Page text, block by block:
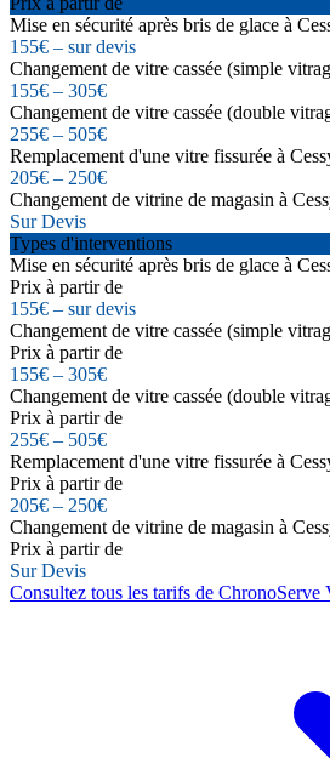
Mise en sécurité après bris de glace à
155€ – sur devis
Changement de vitre cassée (simple
155€ – 305€
Changement de vitre cassée (double
255€ – 505€
Remplacement d'une vitre fissurée à
205€ – 250€
Changement de vitrine de magasin à
Sur Devis
Types d'interventions
Mise en sécurité après bris de glace à
Prix à partir de
155€ – sur devis
Changement de vitre cassée (simple
Prix à partir de
155€ – 305€
Changement de vitre cassée (double
Prix à partir de
255€ – 505€
Remplacement d'une vitre fissurée à
Prix à partir de
205€ – 250€
Changement de vitrine de magasin à
Prix à partir de
Sur Devis
Consultez tous les tarifs de ChronoServe